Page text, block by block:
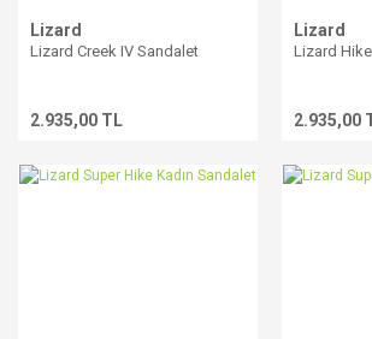
Lizard
Lizard Creek IV Sandalet
2.935,00 TL
Lizard
Lizard
2.935,00